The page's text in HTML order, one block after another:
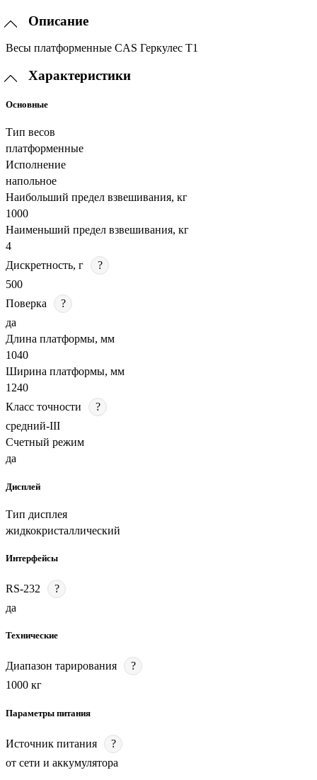
Описание
Весы платформенные CAS Геркулес Т1
Характеристики
Основные
Тип весов
платформенные
Исполнение
напольное
Наибольший предел взвешивания, кг
1000
Наименьший предел взвешивания, кг
4
Дискретность, г
?
500
Поверка
?
да
Длина платформы, мм
1040
Ширина платформы, мм
1240
Класс точности
?
средний-III
Счетный режим
да
Дисплей
Тип дисплея
жидкокристаллический
Интерфейсы
RS-232
?
да
Технические
Диапазон тарирования
?
1000 кг
Параметры питания
Источник питания
?
от сети и аккумулятора